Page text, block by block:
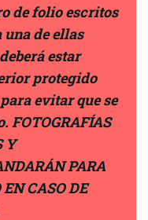
de folio escritos
una de ellas
estar
protegido
evitar que se
FOTOGRAFÍAS
Y
PARA
CASO DE